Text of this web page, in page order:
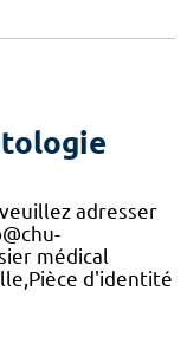
adresser
médical
d'identité